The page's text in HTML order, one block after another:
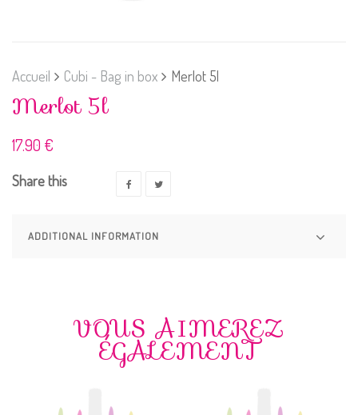
Accueil Cubi - Bag in box Merlot 5l
Merlot 5l
17.90 €
Share this
ADDITIONAL INFORMATION
VOUS AIMEREZ
ÉGALEMENT